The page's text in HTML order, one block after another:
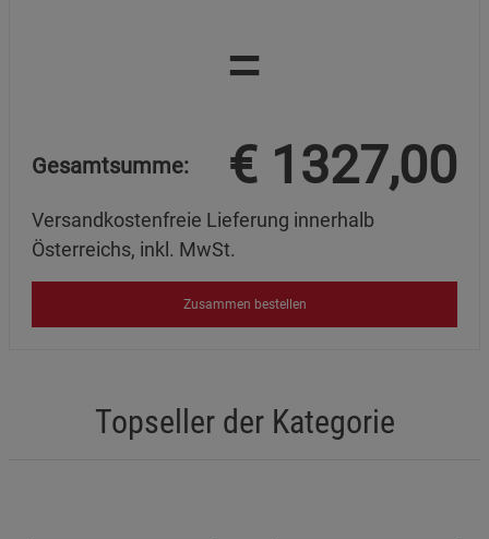
=
Gesamtsumme: € 1327,00
Versandkostenfreie Lieferung innerhalb
Österreichs, inkl. MwSt.
Zusammen bestellen
Topseller der Kategorie